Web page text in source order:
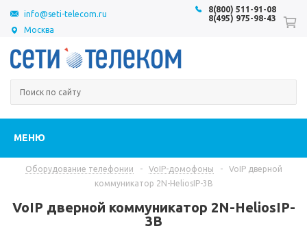
Москва
8(800) 511-91-08
8(495) 975-98-43
info@seti-telecom.ru
МЕНЮ
Оборудование телефонии - VoIP-домофоны -
VoIP дверной
коммуникатор 2N-HeliosIP-3B
VoIP дверной коммуникатор 2N-HeliosIP-
3B